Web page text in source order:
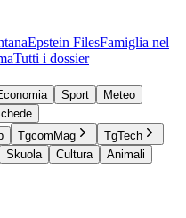
Epstein FilesFamiglia nel
Tutti i dossier
Sport
Meteo
TgcomMag
TgTech
Skuola Cultura
Animali